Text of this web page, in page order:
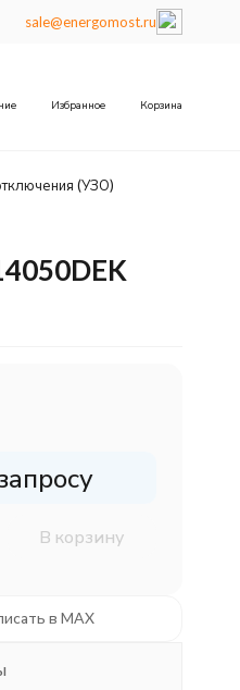
sale@energomost.ru
Избранное Корзина
(УЗО)
В корзину
в MAX